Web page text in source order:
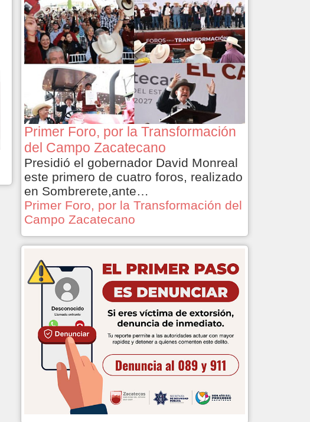
Primer Foro, por la Transformación
del Campo Zacatecano
Presidió el gobernador David Monreal
este primero de cuatro foros, realizado
en Sombrerete,ante…
Primer Foro, por la Transformación del
Campo Zacatecano